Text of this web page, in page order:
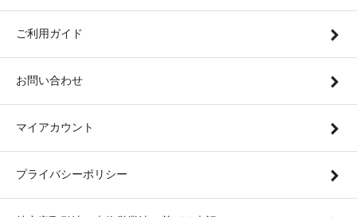
ご利用ガイド
お問い合わせ
マイアカウント
プライバシーポリシー